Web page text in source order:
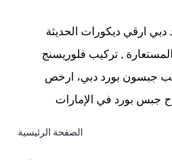
ارقي ديكورات الحديثة
, تركيب فلوريسنج
جبسون بورد دبي، ارخص
جبس بورد في الإمارات
الصفحة الرئيسية